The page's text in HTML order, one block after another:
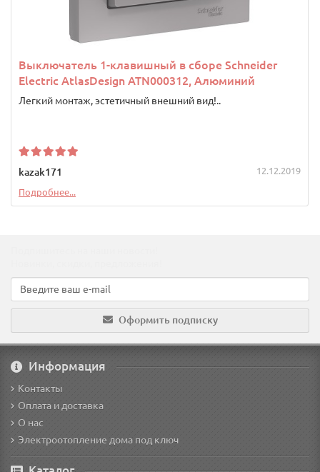
Выключатель 1-клавишный в сборе Schneider
Electric AtlasDesign ATN000312, Алюминий
Легкий монтаж, эстетичный внешний вид!..
kazak171 12.12.2019
Подробнее...
Оформить подписку
Информация
Контакты
Оплата и доставка
О нас
Электроотопление дома под ключ